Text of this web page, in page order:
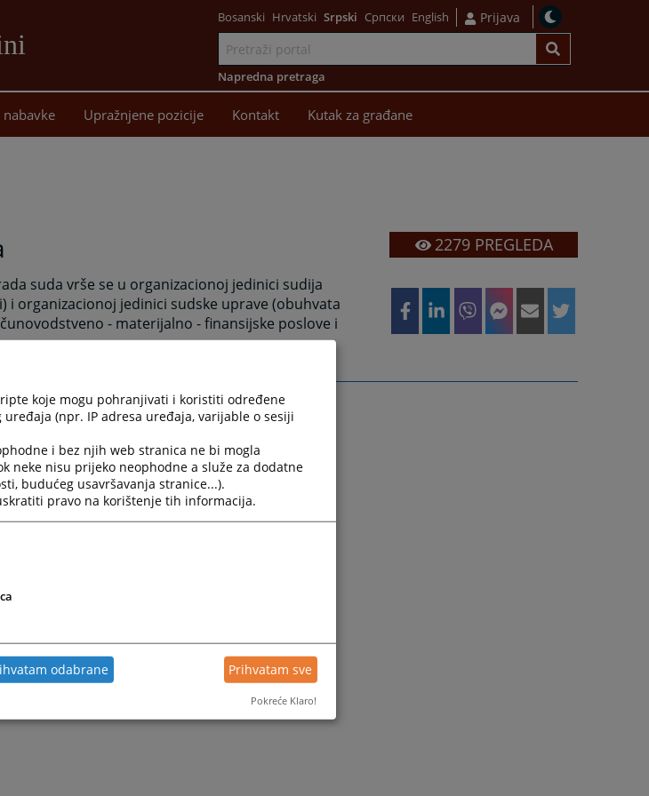
sadržaj
Bosanski Hrvatski Srpski Српски English Prijava
Napredna pretraga
nabavke Upražnjene pozicije Kontakt Kutak za građane
suda vrše se u organizacionoj jedinici sudija
i organizacionoj jedinici sudske uprave (obuhvata
- materijalno - finansijske poslove i
2279PREGLEDA
koje mogu pohranjivati i koristiti određene
(npr. IP adresa uređaja, varijable o sesiji
i bez njih web stranica ne bi mogla
neke nisu prijeko neophodne a služe za dodatne
budućeg usavršavanja stranice...).
pravo na korištenje tih informacija.
odabrane Prihvatam sve
Pokreće Klaro!